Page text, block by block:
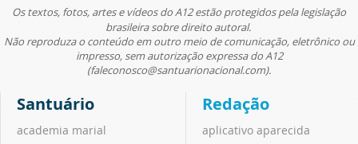
Os textos, fotos, artes e vídeos do A12 estão protegidos pela legislação
brasileira sobre direito autoral.
Não reproduza o conteúdo em outro meio de comunicação, eletrônico ou
impresso, sem autorização expressa do A12
(faleconosco@santuarionacional.com).
Santuário
academia marial
Redação
aplicativo aparecida